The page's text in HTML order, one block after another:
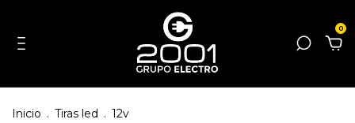
0
Inicio . Tiras led . 12v